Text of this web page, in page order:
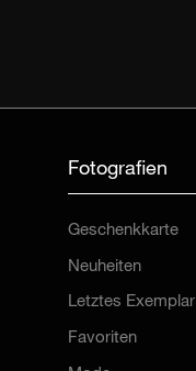
Fotografien
Geschenkkarte
Neuheiten
Letztes Exemplar
Favoriten